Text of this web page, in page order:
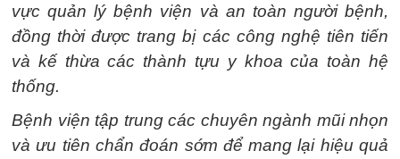
vực quản lý bệnh viện và an toàn người bệnh,
đồng thời được trang bị các công nghệ tiên tiến
và kế thừa các thành tựu y khoa của toàn hệ
thống.
Bệnh viện tập trung các chuyên ngành mũi nhọn
và ưu tiên chẩn đoán sớm để mang lại hiệu quả